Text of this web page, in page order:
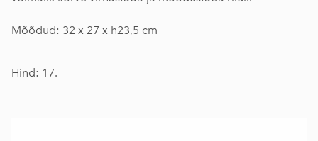
Mõõdud: 32 x 27 x h23,5 cm
Hind: 17.-